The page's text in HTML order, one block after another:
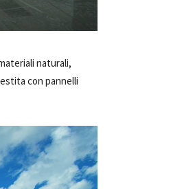
naturali,
con pannelli